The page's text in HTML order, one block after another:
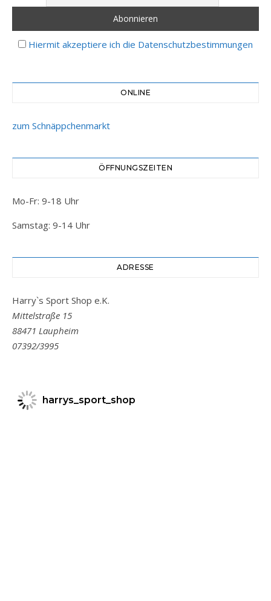
Hiermit akzeptiere ich die Datenschutzbestimmungen
ONLINE
zum Schnäppchenmarkt
ÖFFNUNGSZEITEN
Mo-Fr: 9-18 Uhr
Samstag: 9-14 Uhr
ADRESSE
Harry`s Sport Shop e.K.
Mittelstraße 15
88471 Laupheim
07392/3995
harrys_sport_shop